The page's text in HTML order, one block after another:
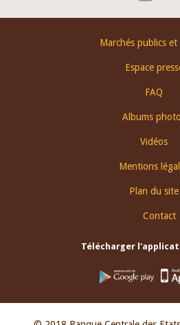
Marchés publics et
Espace
FAQ
Albums
Vidéos
Mentions
Plan du site
Contact
Télécharger